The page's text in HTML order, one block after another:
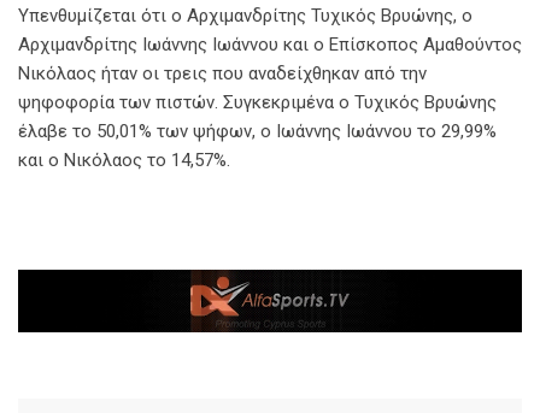
Υπενθυμίζεται ότι ο Αρχιμανδρίτης Τυχικός Βρυώνης, ο
Αρχιμανδρίτης Ιωάννης Ιωάννου και ο Επίσκοπος Αμαθούντος
Νικόλαος ήταν οι τρεις που αναδείχθηκαν από την
ψηφοφορία των πιστών. Συγκεκριμένα ο Τυχικός Βρυώνης
έλαβε το 50,01% των ψήφων, ο Ιωάννης Ιωάννου το 29,99%
και ο Νικόλαος το 14,57%.